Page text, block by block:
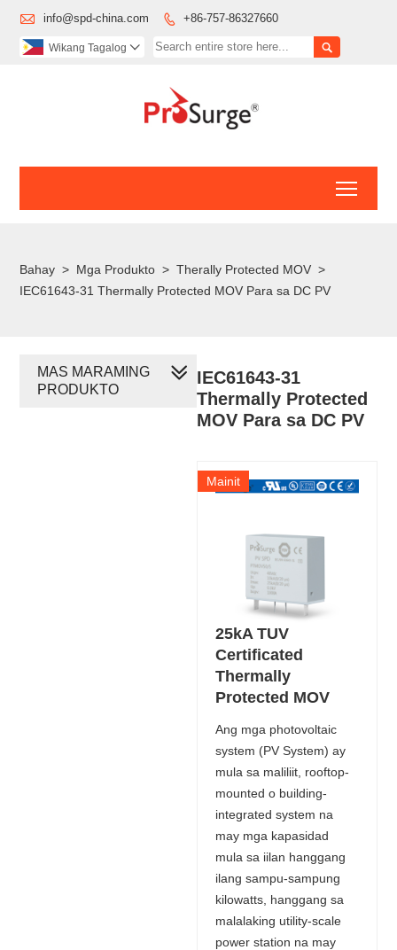
 info@spd-china.com  +86-757-86327660

Wikang Tagalog 
Bahay > Mga Produkto > Therally Protected MOV >
IEC61643-31 Thermally Protected MOV Para sa DC PV
IEC61643-31
Thermally Protected
MOV Para sa DC PV
Mainit
25kA TUV
Certificated
Thermally
Protected MOV
Ang mga photovoltaic
system (PV System) ay
mula sa maliliit, rooftop-
mounted o building-
integrated system na
may mga kapasidad
mula sa iilan hanggang
ilang sampu-sampung
kilowatts, hanggang sa
malalaking utility-scale
power station na may
MAS MARAMING
PRODUKTO